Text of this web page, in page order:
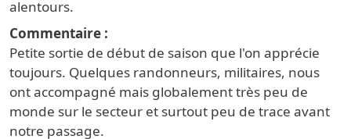
alentours.
Commentaire
Petite sortie de début de saison que l'on apprécie
toujours. Quelques randonneurs, militaires, nous
ont accompagné mais globalement très peu de
monde sur le secteur et surtout peu de trace avant
notre passage.